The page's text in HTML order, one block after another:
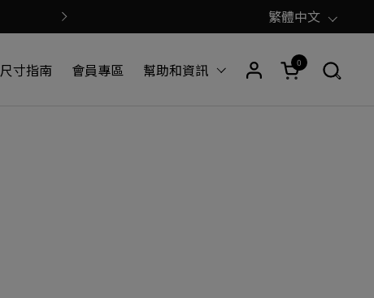
【公告】 澳門八佰伴門市營運模式
下一步 語言
繁體中文
開啟購物車
0
尺寸指南 會員專區 幫助和資訊